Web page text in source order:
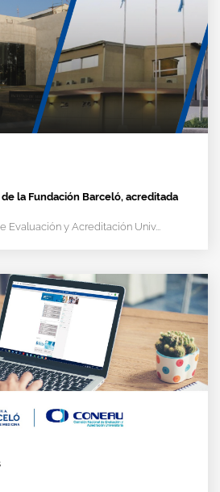
la Fundación Barceló, acreditada
Evaluación y Acreditación Univ...